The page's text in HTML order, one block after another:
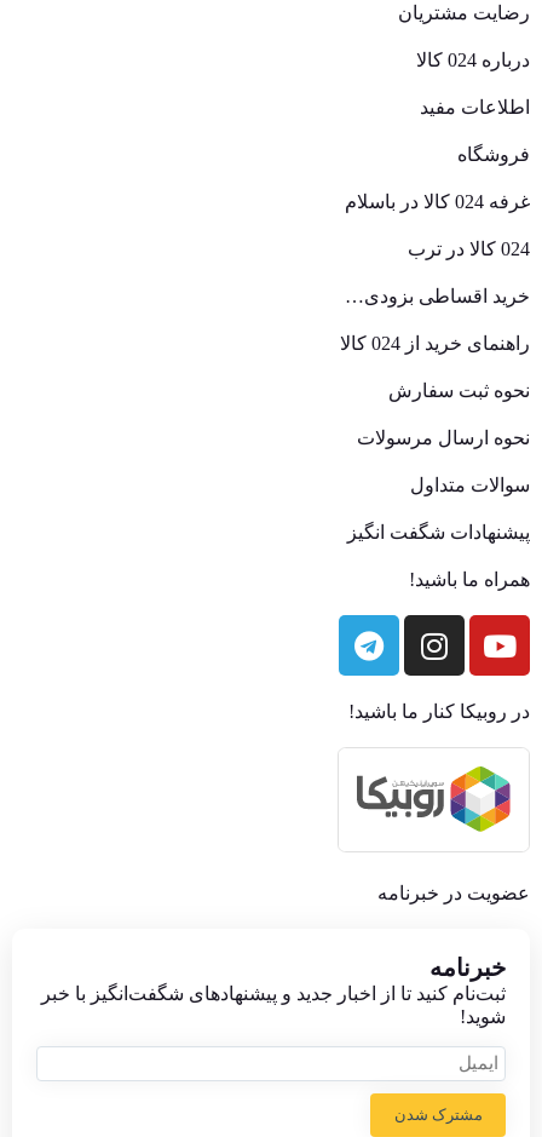
رضایت مشتریان
درباره 024 کالا
اطلاعات مفید
فروشگاه
غرفه 024 کالا در باسلام
024 کالا در ترب
خرید اقساطی بزودی…
راهنمای خرید از 024 کالا
نحوه ثبت سفارش
نحوه ارسال مرسولات
سوالات متداول
پیشنهادات شگفت انگیز
همراه ما باشید!
در روبیکا کنار ما باشید!
عضویت در خبرنامه
خبر‌نامه
ثبت‌نام کنید تا از اخبار جدید و پیشنهاد‌های شگفت‌انگیز با خبر
شوید!
مشترک شدن